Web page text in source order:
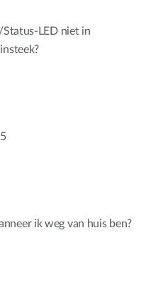
LED niet in
ik weg van huis ben?